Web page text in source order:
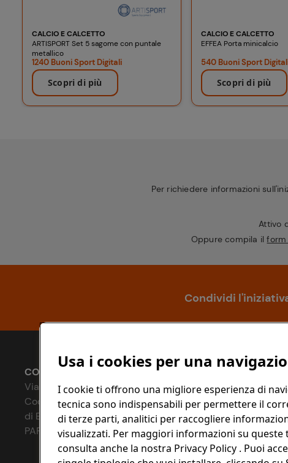
CALCIO E CALCETTO
ARTISPORT Set 5 sagome con puntale
metallico
1240 Buoni Sport Digitali
Scopri di più
CALCIO E CALCETTO
EFFEA Porta minicalcio
540 Buoni Sport
Scopri di più
Per richiedere informazioni
Attivo
Oppure compila il
Condividi
CONAD SOCIETÀ COOPERATIVA
Via Michelino, 59 | 40127 BOLOGNA
Codice Fiscale e Registro Imprese
di Bologna 00865960157
PARTITA IVA 03320960374
Usa i cookies per una
I cookie ti offrono una migliore esperienza di
tecnica sono indispensabili per permettere il
di terze parti, analitici per raccogliere
visualizzati. Per maggiori informazioni su
consulta anche la nostra Privacy Policy . Puoi